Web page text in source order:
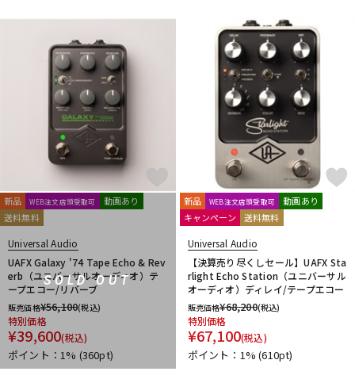
配信/ライブ機器 楽器アクセサリ
中古 ヴィンテージ
SOLD OUT
新品 WEB注文店頭受取可
動画あり
送料無料
Universal Audio
UAFX Galaxy '74 Tape Echo & Rev
erb（ユニバーサルオーディオ）テ
ープエコー/リバーブ
販売価格¥56,100(税込)
特別価格
¥39,600(税込)
ポイント：1% (360pt)
新品 WEB注文店頭受取可
動画あり
キャンペーン
送料無料
Universal Audio
【決算売り尽くしセール】UAFX Sta
rlight Echo Station（ユニバーサル
オーディオ）ディレイ/テープエコー
販売価格¥68,200(税込)
特別価格
¥67,100(税込)
ポイント：1%(610pt)